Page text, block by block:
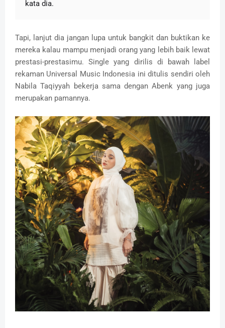
kata dia.
Tapi, lanjut dia jangan lupa untuk bangkit dan buktikan ke
mereka kalau mampu menjadi orang yang lebih baik lewat
prestasi-prestasimu. Single yang dirilis di bawah label
rekaman Universal Music Indonesia ini ditulis sendiri oleh
Nabila Taqiyyah bekerja sama dengan Abenk yang juga
merupakan pamannya.